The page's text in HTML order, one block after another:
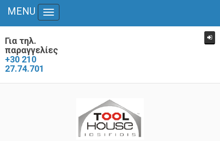
Για τηλ.
παραγγελίες
+30 210
27.74.701
MENU
Toggle